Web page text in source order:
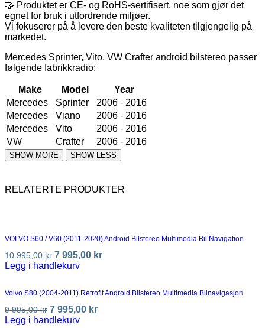
🤝 Produktet er CE- og RoHS-sertifisert, noe som gjør det
egnet for bruk i utfordrende miljøer.
Vi fokuserer på å levere den beste kvaliteten tilgjengelig på
markedet.
Mercedes Sprinter, Vito, VW Crafter android bilstereo passer
følgende fabrikkradio:
Make Model
Year
Mercedes
Sprinter
2006 - 2016
Mercedes
Viano
2006 - 2016
Mercedes
Vito
2006 - 2016
VW
Crafter 2006 - 2016
RELATERTE PRODUKTER
VOLVO S60 / V60 (2011-2020) Android Bilstereo Multimedia Bil Navigation
10 995,00kr 7 995,00 kr
Legg i handlekurv
Volvo S80 (2004-2011) Retrofit Android Bilstereo Multimedia Bilnavigasjon
9 995,00kr 7 995,00 kr
Legg i handlekurv